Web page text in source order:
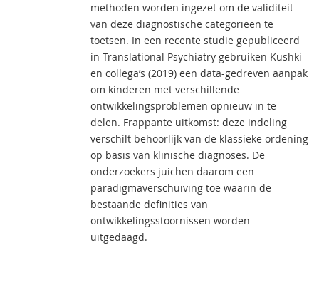
methoden worden ingezet om de validiteit
van deze diagnostische categorieën te
toetsen. In een recente studie gepubliceerd
in Translational Psychiatry gebruiken Kushki
en collega’s (2019) een data-gedreven aanpak
om kinderen met verschillende
ontwikkelingsproblemen opnieuw in te
delen. Frappante uitkomst: deze indeling
verschilt behoorlijk van de klassieke ordening
op basis van klinische diagnoses. De
onderzoekers juichen daarom een
paradigmaverschuiving toe waarin de
bestaande definities van
ontwikkelingsstoornissen worden
uitgedaagd.